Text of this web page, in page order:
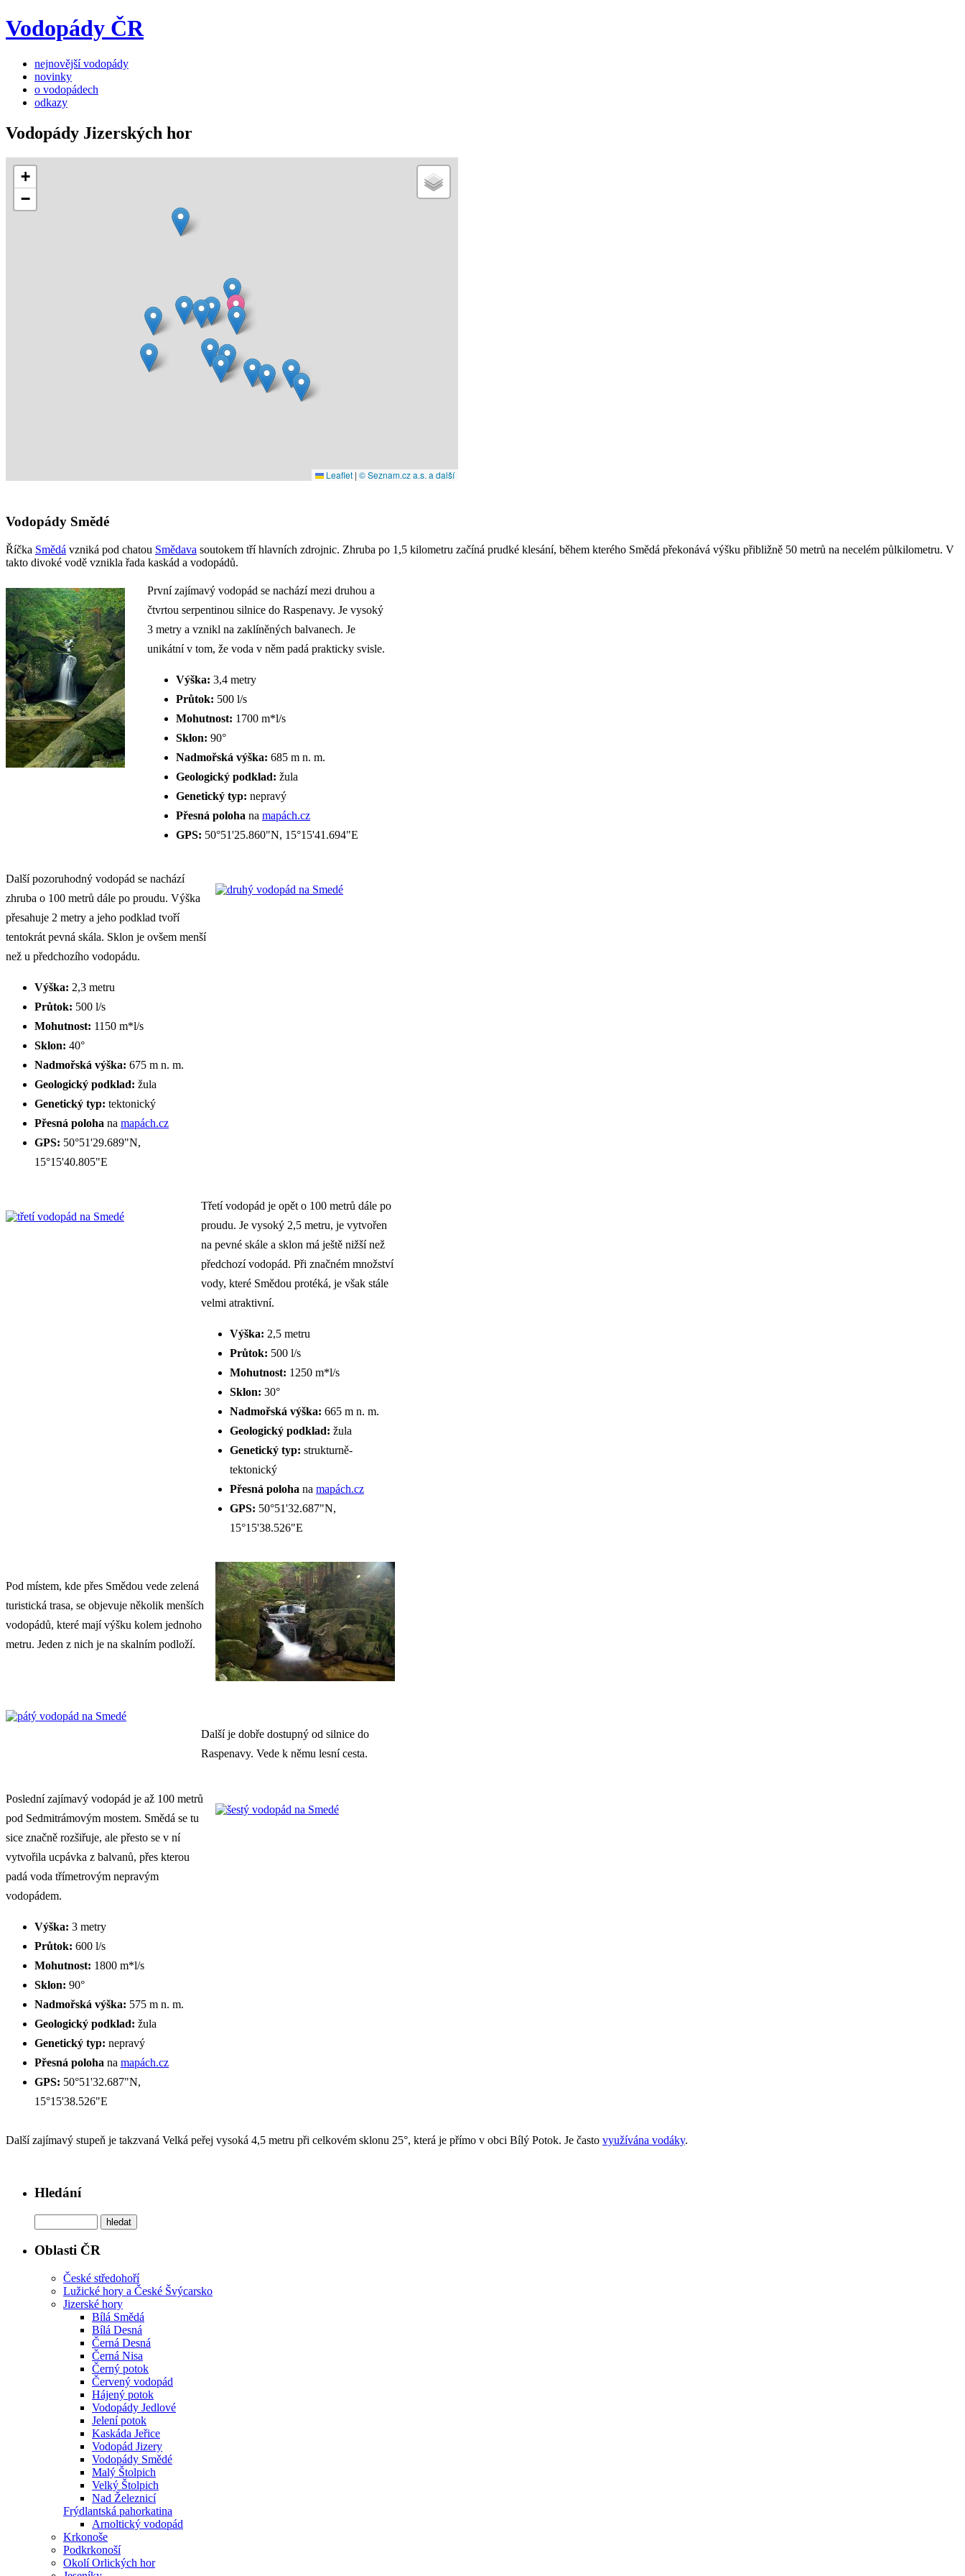
Vodopády ČR
nejnovější vodopády
novinky
o vodopádech
odkazy
Vodopády Jizerských hor
+
−
Leaflet | © Seznam.cz a.s. a další
Vodopády Smědé
Říčka Smědá vzniká pod chatou Smědava soutokem tří hlavních zdrojnic. Zhruba po 1,5 kilometru začíná prudké klesání, během kterého Smědá překonává výšku přibližně 50 metrů na necelém půlkilometru. V
takto divoké vodě vznikla řada kaskád a vodopádů.
První zajímavý vodopád se nachází mezi druhou a
čtvrtou serpentinou silnice do Raspenavy. Je vysoký
3 metry a vznikl na zaklíněných balvanech. Je
unikátní v tom, že voda v něm padá prakticky svisle.
Výška: 3,4 metry
Průtok: 500 l/s
Mohutnost: 1700 m*l/s
Sklon: 90°
Nadmořská výška: 685 m n. m.
Geologický podklad: žula
Genetický typ: nepravý
Přesná poloha na mapách.cz
GPS: 50°51'25.860"N, 15°15'41.694"E
Další pozoruhodný vodopád se nachází
zhruba o 100 metrů dále po proudu. Výška
přesahuje 2 metry a jeho podklad tvoří
tentokrát pevná skála. Sklon je ovšem menší
než u předchozího vodopádu.
Výška: 2,3 metru
Průtok: 500 l/s
Mohutnost: 1150 m*l/s
Sklon: 40°
Nadmořská výška: 675 m n. m.
Geologický podklad: žula
Genetický typ: tektonický
Přesná poloha na mapách.cz
GPS: 50°51'29.689"N,
15°15'40.805"E
Třetí vodopád je opět o 100 metrů dále po
proudu. Je vysoký 2,5 metru, je vytvořen
na pevné skále a sklon má ještě nižší než
předchozí vodopád. Při značném množství
vody, které Smědou protéká, je však stále
velmi atraktivní.
Výška: 2,5 metru
Průtok: 500 l/s
Mohutnost: 1250 m*l/s
Sklon: 30°
Nadmořská výška: 665 m n. m.
Geologický podklad: žula
Genetický typ: strukturně-
tektonický
Přesná poloha na mapách.cz
GPS: 50°51'32.687"N,
15°15'38.526"E
Pod místem, kde přes Smědou vede zelená
turistická trasa, se objevuje několik menších
vodopádů, které mají výšku kolem jednoho
metru. Jeden z nich je na skalním podloží.
Další je dobře dostupný od silnice do
Raspenavy. Vede k němu lesní cesta.
Poslední zajímavý vodopád je až 100 metrů
pod Sedmitrámovým mostem. Smědá se tu
sice značně rozšiřuje, ale přesto se v ní
vytvořila ucpávka z balvanů, přes kterou
padá voda třímetrovým nepravým
vodopádem.
Výška: 3 metry
Průtok: 600 l/s
Mohutnost: 1800 m*l/s
Sklon: 90°
Nadmořská výška: 575 m n. m.
Geologický podklad: žula
Genetický typ: nepravý
Přesná poloha na mapách.cz
GPS: 50°51'32.687"N,
15°15'38.526"E
Další zajímavý stupeň je takzvaná Velká peřej vysoká 4,5 metru při celkovém sklonu 25°, která je přímo v obci Bílý Potok. Je často využívána vodáky.
Hledání
Oblasti ČR
České středohoří
Lužické hory a České Švýcarsko
Jizerské hory
Bílá Smědá
Bílá Desná
Černá Desná
Černá Nisa
Černý potok
Červený vodopád
Hájený potok
Vodopády Jedlové
Jelení potok
Kaskáda Jeřice
Vodopád Jizery
Vodopády Smědé
Malý Štolpich
Velký Štolpich
Nad Železnicí
Frýdlantská pahorkatina
Arnoltický vodopád
Krkonoše
Podkrkonoší
Okolí Orlických hor